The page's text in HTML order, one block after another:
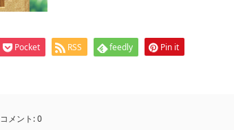
Pocket RSS feedly Pin it
コメント:0